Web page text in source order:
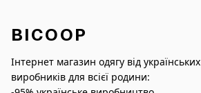
BICOOP
Інтернет магазин одягу від українських
виробників для всієї родини: